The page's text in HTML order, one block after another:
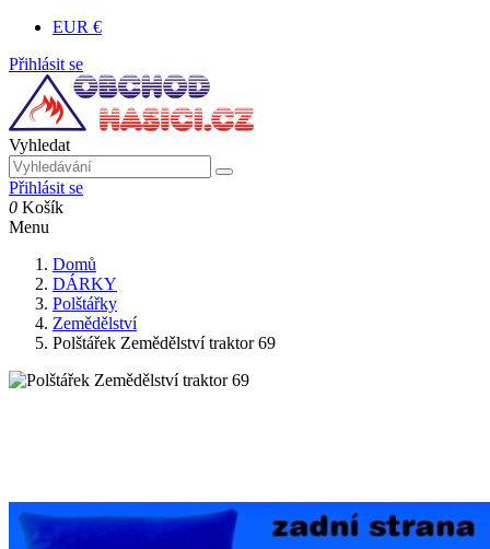
EUR €
Přihlásit se
Vyhledat
Přihlásit se
0 Košík
Menu
Domů
DÁRKY
Polštářky
Zemědělství
Polštářek Zemědělství traktor 69